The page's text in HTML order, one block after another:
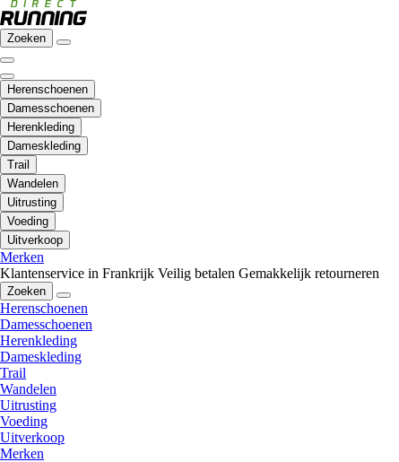
Zoeken
Herenschoenen
Damesschoenen
Herenkleding
Dameskleding
Trail
Wandelen
Uitrusting
Voeding
Uitverkoop
Merken
Klantenservice in Frankrijk Veilig betalen Gemakkelijk retourneren
Zoeken
Herenschoenen
Damesschoenen
Herenkleding
Dameskleding
Trail
Wandelen
Uitrusting
Voeding
Uitverkoop
Merken